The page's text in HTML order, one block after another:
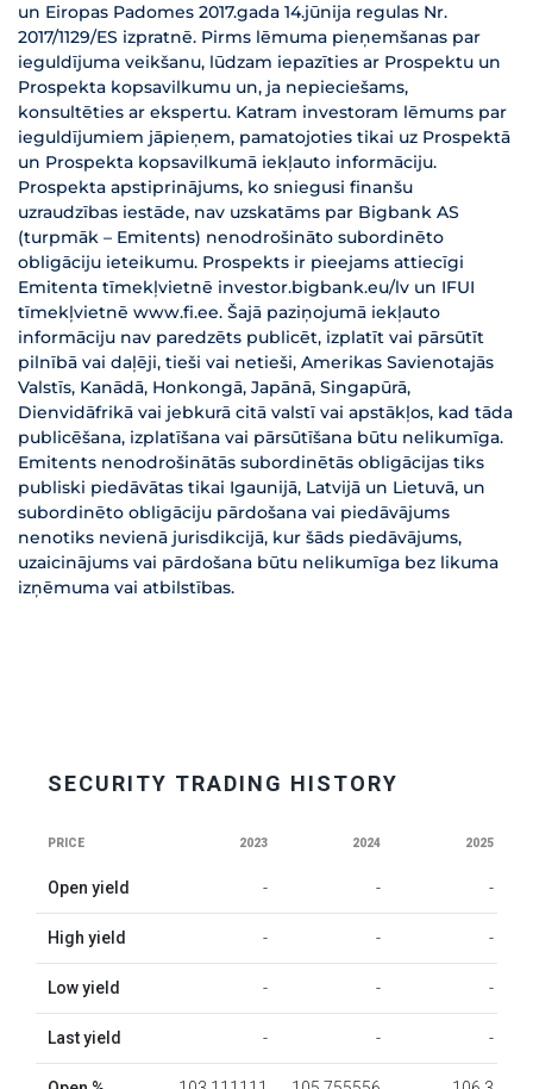
un Eiropas Padomes 2017.gada 14.jūnija regulas Nr.
2017/1129/ES izpratnē. Pirms lēmuma pieņemšanas par
ieguldījuma veikšanu, lūdzam iepazīties ar Prospektu un
Prospekta kopsavilkumu un, ja nepieciešams,
konsultēties ar ekspertu. Katram investoram lēmums par
ieguldījumiem jāpieņem, pamatojoties tikai uz Prospektā
un Prospekta kopsavilkumā iekļauto informāciju.
Prospekta apstiprinājums, ko sniegusi finanšu
uzraudzības iestāde, nav uzskatāms par Bigbank AS
(turpmāk – Emitents) nenodrošināto subordinēto
obligāciju ieteikumu. Prospekts ir pieejams attiecīgi
Emitenta tīmekļvietnē investor.bigbank.eu/lv un IFUI
tīmekļvietnē www.fi.ee. Šajā paziņojumā iekļauto
informāciju nav paredzēts publicēt, izplatīt vai pārsūtīt
pilnībā vai daļēji, tieši vai netieši, Amerikas Savienotajās
Valstīs, Kanādā, Honkongā, Japānā, Singapūrā,
Dienvidāfrikā vai jebkurā citā valstī vai apstākļos, kad tāda
publicēšana, izplatīšana vai pārsūtīšana būtu nelikumīga.
Emitents nenodrošinātās subordinētās obligācijas tiks
publiski piedāvātas tikai Igaunijā, Latvijā un Lietuvā, un
subordinēto obligāciju pārdošana vai piedāvājums
nenotiks nevienā jurisdikcijā, kur šāds piedāvājums,
uzaicinājums vai pārdošana būtu nelikumīga bez likuma
izņēmuma vai atbilstības.